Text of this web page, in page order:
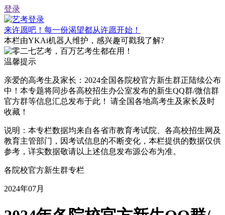
登录
来许愿吧！每一份渴望都从许愿开始！
本栏由YKAi机器人维护，感兴趣可戳我了解?
温馨提示
亲爱的高考生及家长：2024全国各院校官方新生群正陆续公布
中！ 本专题将同步各高校招生办公室发布的新生QQ群/微信群
官方群等信息汇总发布于此！ 请全国各地高考生及家长及时
收藏！
说明：本专栏数据均来自各省市教育考试院、各高校招生网及
教育主管部门，因考试信息的不断变化，本栏提供的数据仅供
参考，详实数据敬请以上述信息发布源公布为准。
各院校官方新生群专栏
2024年07月